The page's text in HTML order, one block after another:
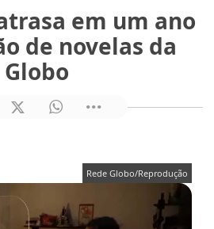
em um ano
de novelas da
Globo
Rede Globo/Reprodução